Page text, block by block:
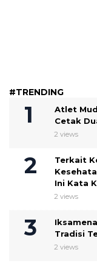
#TRENDING
Atlet
Cetak
2 views
Terkait
Ini Kata
2 views
Tradisi
2 views